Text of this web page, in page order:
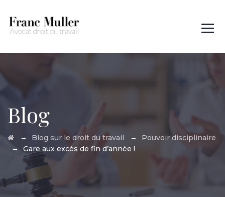
Blog
→ Blog sur le droit du travail →
Pouvoir disciplinaire
→ Gare aux excès de fin d’année !